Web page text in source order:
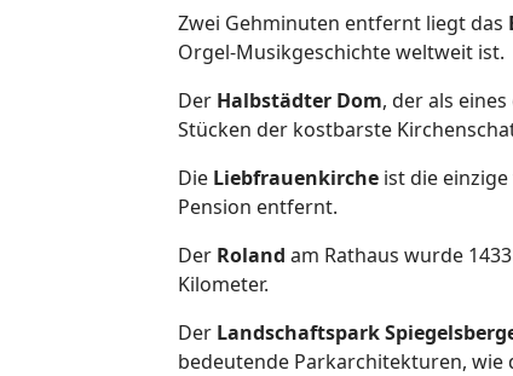
Zwei Gehminuten entfernt liegt das
Orgel-Musikgeschichte weltweit ist.
Der Halbstädter Dom, der als
Stücken der kostbarste
Die Liebfrauenkirche ist die
Pension entfernt.
Der Roland am Rathaus wurde
Kilometer.
Der Landschaftspark
bedeutende Parkarchitekturen, wie